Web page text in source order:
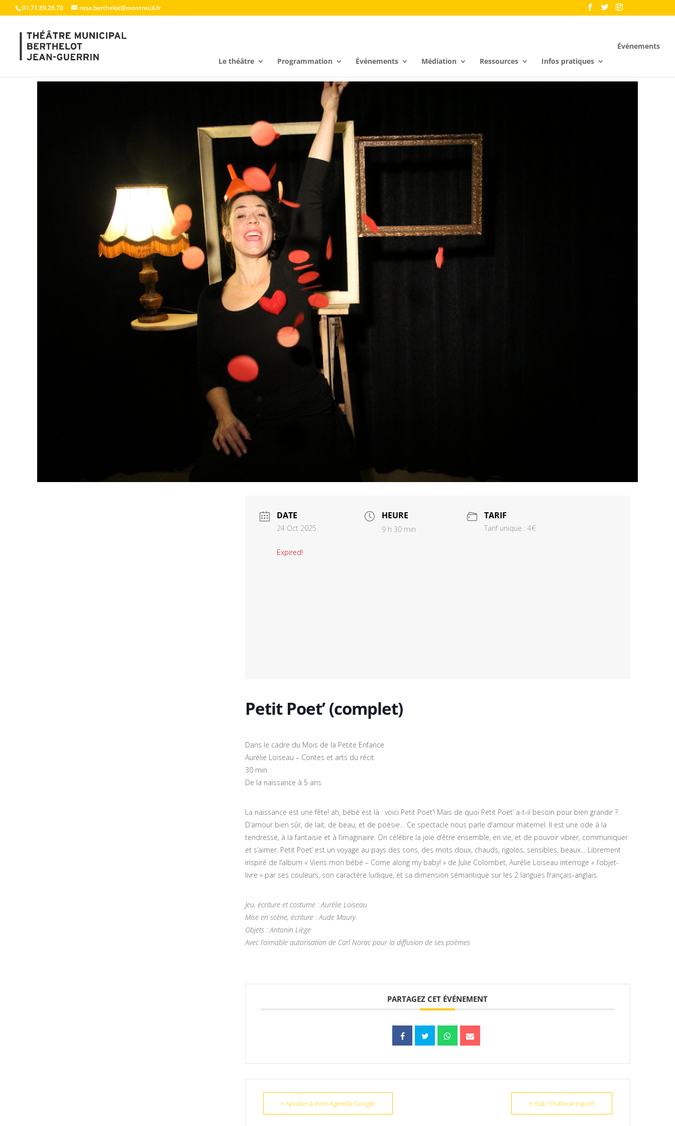
01.71.89.26.70 resa.berthelot@montreuil.fr
Le théâtre Programmation Événements Médiation Ressources Infos pratiques
Événements
DATE
24 Oct 2025
Expired!
HEURE
9 h 30 min
TARIF
Tarif unique : 4€
Petit Poet’ (complet)
Dans le cadre du Mois de la Petite Enfance
Aurélie Loiseau – Contes et arts du récit
30 min
De la naissance à 5 ans
La naissance est une fête! ah, bébé est là : voici Petit Poet’! Mais de quoi Petit Poet’ a-t-il besoin pour bien grandir ?
D’amour bien sûr, de lait, de beau, et de poésie… Ce spectacle nous parle d’amour maternel. Il est une ode à la
tendresse, à la fantaisie et à l’imaginaire. On célèbre la joie d’être ensemble, en vie, et de pouvoir vibrer, communiquer
et s’aimer. Petit Poet’ est un voyage au pays des sons, des mots doux, chauds, rigolos, sensibles, beaux… Librement
inspiré de l’album « Viens mon bébé – Come along my baby! » de Julie Colombet, Aurélie Loiseau interroge « l’objet-
livre » par ses couleurs, son caractère ludique, et sa dimension sémantique sur les 2 langues français-anglais.
Jeu, écriture et costume : Aurélie Loiseau
Mise en scène, écriture : Aude Maury
Objets : Antonin Liège
Avec l’aimable autorisation de Carl Norac pour la diffusion de ses poèmes
PARTAGEZ CET ÉVÉNEMENT
+ Ajouter à mon Agenda Google + iCal / Outlook export